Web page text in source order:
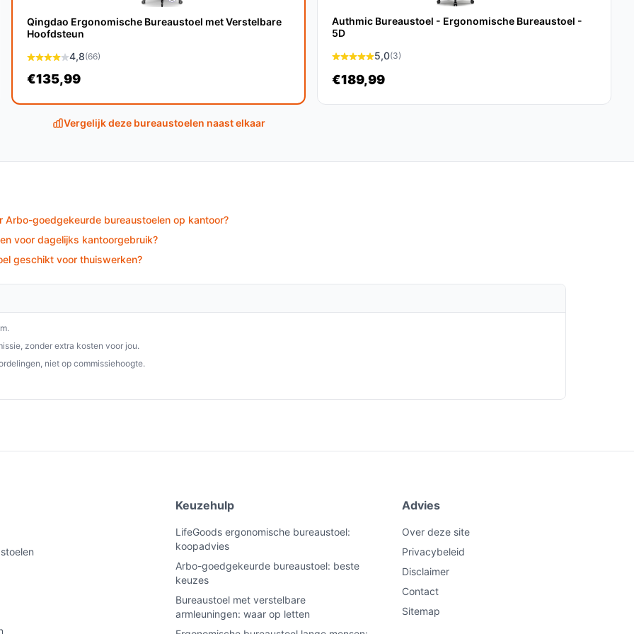
een lichte maar stevige constructie.
van de rugleuning aanpassen tussen 90
5 tot 10 jaar mee, afhankelijk van de
dankzij de verstelbare functies en het
armleuningen en ergonomische
voor iedereen die op zoek is naar comfort,
je werk- of studietijd aangenamer met
Kies bewust wat
Qingdao Ergonomische Bureaustoel met Verstelbare
Hoofdsteun
4,8(66)
€135,99
Authmic Bureaustoel - Ergonomische Bureaustoel -
5D
5,0(3)
€189,99
Vergelijk deze bureaustoelen naast elkaar
goedgekeurde bureaustoelen op kantoor?
voor dagelijks kantoorgebruik?
geschikt voor thuiswerken?
zonder extra kosten voor jou.
niet op commissiehoogte.
Keuzehulp
LifeGoods ergonomische bureaustoel:
koopadvies
Arbo-goedgekeurde bureaustoel: beste
keuzes
Bureaustoel met verstelbare
armleuningen: waar op letten
Advies
Over deze site
Privacybeleid
Disclaimer
Contact
Sitemap